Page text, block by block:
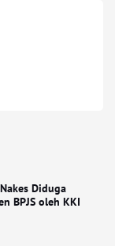
Diduga
BPJS oleh KKI